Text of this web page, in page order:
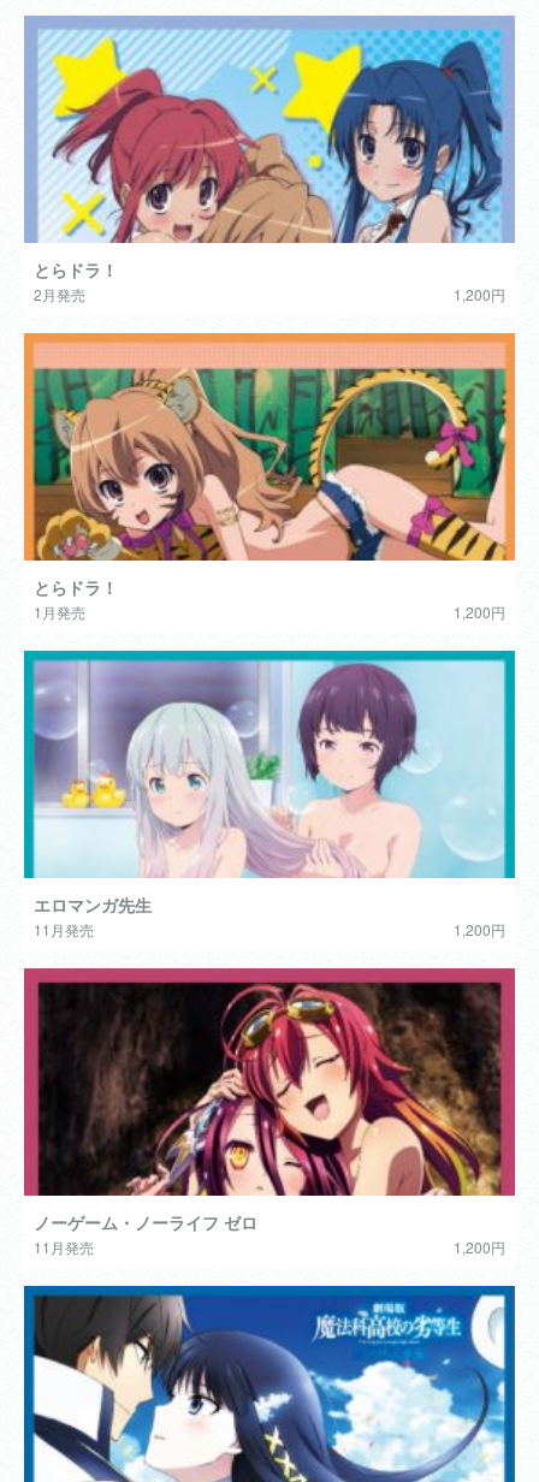
とらドラ！
2月発売 1,200円
とらドラ！
1月発売 1,200円
エロマンガ先生
11月発売 1,200円
ノーゲーム・ノーライフ ゼロ
11月発売 1,200円